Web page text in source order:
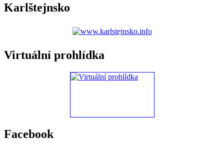
Karlštejnsko
Virtuální prohlídka
Facebook